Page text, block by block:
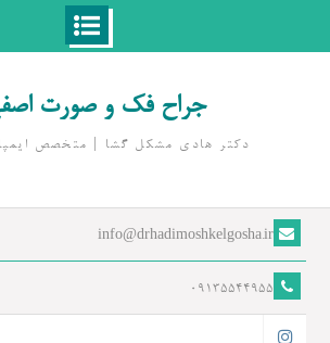
جراح فک و صورت
دکتر هادی مشکل گشا | متخصص
info@drhadimoshkelgosha.ir
09135544955